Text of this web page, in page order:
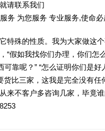
请联系我们
务 为您服务 专业服务,使命必
特殊的性质。我为大家做这
“假如我找你们办理，你们怎
靠呢？” “怎么证明你们是好
货比三家，这我是完全没有任
来不客户多咨询几家，毕竟